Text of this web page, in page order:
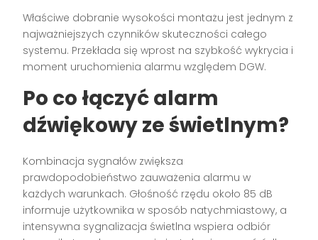
Właściwe dobranie wysokości montażu jest jednym z
najważniejszych czynników skuteczności całego
systemu. Przekłada się wprost na szybkość wykrycia i
moment uruchomienia alarmu względem DGW.
Po co łączyć alarm
dźwiękowy ze świetlnym?
Kombinacja sygnałów zwiększa
prawdopodobieństwo zauważenia alarmu w
każdych warunkach. Głośność rzędu około 85 dB
informuje użytkownika w sposób natychmiastowy, a
intensywna sygnalizacja świetlna wspiera odbiór